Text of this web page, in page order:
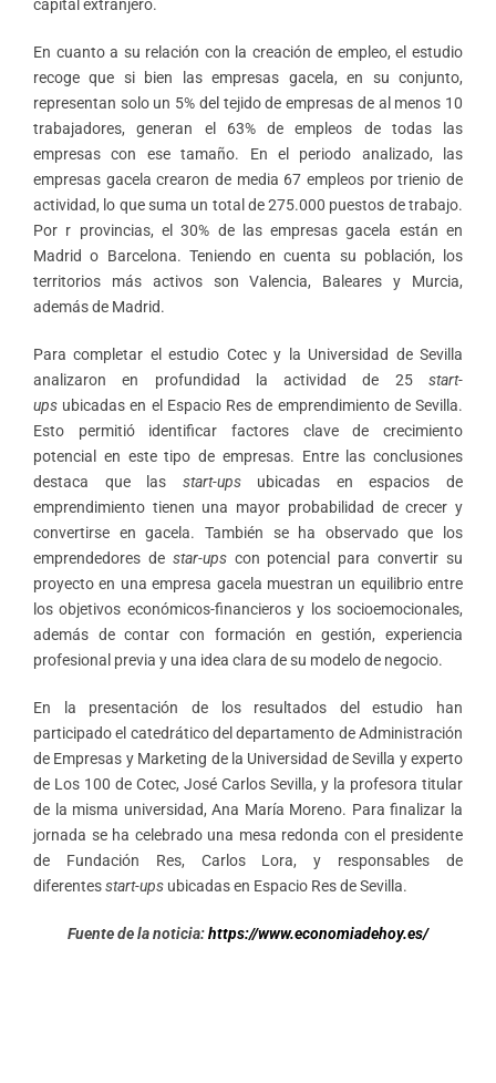
capital extranjero.
En cuanto a su relación con la creación de empleo, el estudio
recoge que si bien las empresas gacela, en su conjunto,
representan solo un 5% del tejido de empresas de al menos 10
trabajadores, generan el 63% de empleos de todas las
empresas con ese tamaño. En el periodo analizado, las
empresas gacela crearon de media 67 empleos por trienio de
actividad, lo que suma un total de 275.000 puestos de trabajo.
Por r provincias, el 30% de las empresas gacela están en
Madrid o Barcelona. Teniendo en cuenta su población, los
territorios más activos son Valencia, Baleares y Murcia,
además de Madrid.
Para completar el estudio Cotec y la Universidad de Sevilla
analizaron en profundidad la actividad de 25 start-
ups ubicadas en el Espacio Res de emprendimiento de Sevilla.
Esto permitió identificar factores clave de crecimiento
potencial en este tipo de empresas. Entre las conclusiones
destaca que las start-upsubicadas en espacios de
emprendimiento tienen una mayor probabilidad de crecer y
convertirse en gacela. También se ha observado que los
emprendedores de star-upscon potencial para convertir su
proyecto en una empresa gacela muestran un equilibrio entre
los objetivos económicos-financieros y los socioemocionales,
además de contar con formación en gestión, experiencia
profesional previa y una idea clara de su modelo de negocio.
En la presentación de los resultados del estudio han
participado el catedrático del departamento de Administración
de Empresas y Marketing de la Universidad de Sevilla y experto
de Los 100 de Cotec, José Carlos Sevilla, y la profesora titular
de la misma universidad, Ana María Moreno. Para finalizar la
jornada se ha celebrado una mesa redonda con el presidente
de Fundación Res, Carlos Lora, y responsables de
diferentesstart-ups ubicadas en Espacio Res de Sevilla.
Fuente de la noticia:https://www.economiadehoy.es/